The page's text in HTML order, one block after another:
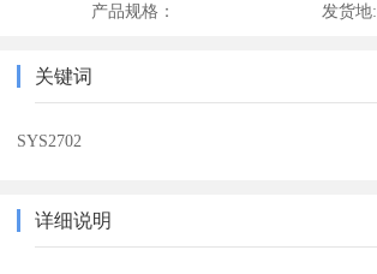
产品规格： 发货地:
关键词
SYS2702
详细说明